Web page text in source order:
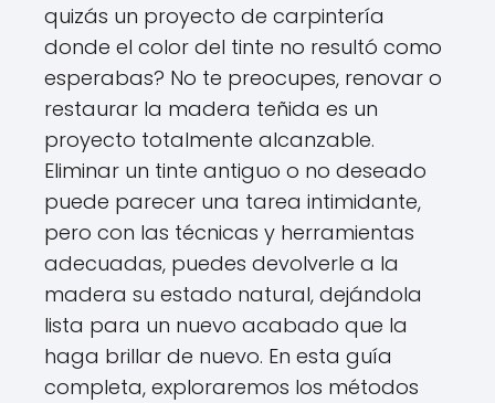
quizás un proyecto de carpintería
donde el color del tinte no resultó como
esperabas? No te preocupes, renovar o
restaurar la madera teñida es un
proyecto totalmente alcanzable.
Eliminar un tinte antiguo o no deseado
puede parecer una tarea intimidante,
pero con las técnicas y herramientas
adecuadas, puedes devolverle a la
madera su estado natural, dejándola
lista para un nuevo acabado que la
haga brillar de nuevo. En esta guía
completa, exploraremos los métodos